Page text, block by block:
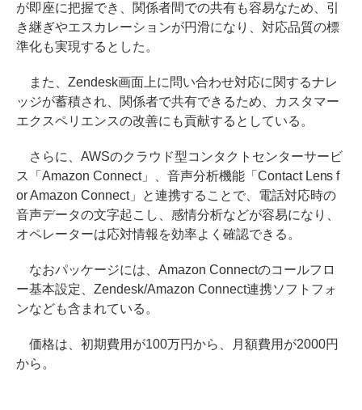
が即座に把握でき、関係者間での共有も容易なため、引
き継ぎやエスカレーションが円滑になり、対応品質の標
準化も実現するとした。
また、Zendesk画面上に問い合わせ対応に関するナレ
ッジが蓄積され、関係者で共有できるため、カスタマー
エクスペリエンスの改善にも貢献するとしている。
さらに、AWSのクラウド型コンタクトセンターサービ
ス「Amazon Connect」、音声分析機能「Contact Lens f
or Amazon Connect」と連携することで、電話対応時の
音声データの文字起こし、感情分析などが容易になり、
オペレーターは応対情報を効率よく確認できる。
なおパッケージには、Amazon Connectのコールフロ
ー基本設定、Zendesk/Amazon Connect連携ソフトフォ
ンなども含まれている。
価格は、初期費用が100万円から、月額費用が2000円
から。